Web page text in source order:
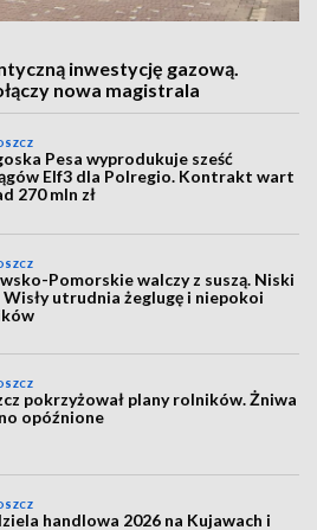
inwestycję gazową.
nowa magistrala
Pesa wyprodukuje sześć
Elf3 dla Polregio. Kontrakt wart
270 mln zł
Pomorskie walczy z suszą. Niski
utrudnia żeglugę i niepokoi
pokrzyżował plany rolników. Żniwa
opóźnione
handlowa 2026 na Kujawach i